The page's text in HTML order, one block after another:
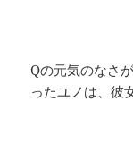
Qの元気のなさ
ったユノは、彼